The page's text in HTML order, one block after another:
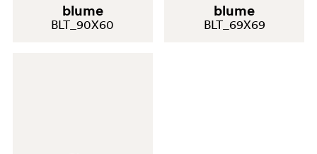
blume
BLT_90X60
blume
BLT_69X69